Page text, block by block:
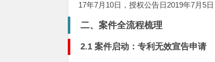
17年7月10日，授权公告日2019年7月5
二、案件全流程梳理
2.1 案件启动：专利无效宣告申请